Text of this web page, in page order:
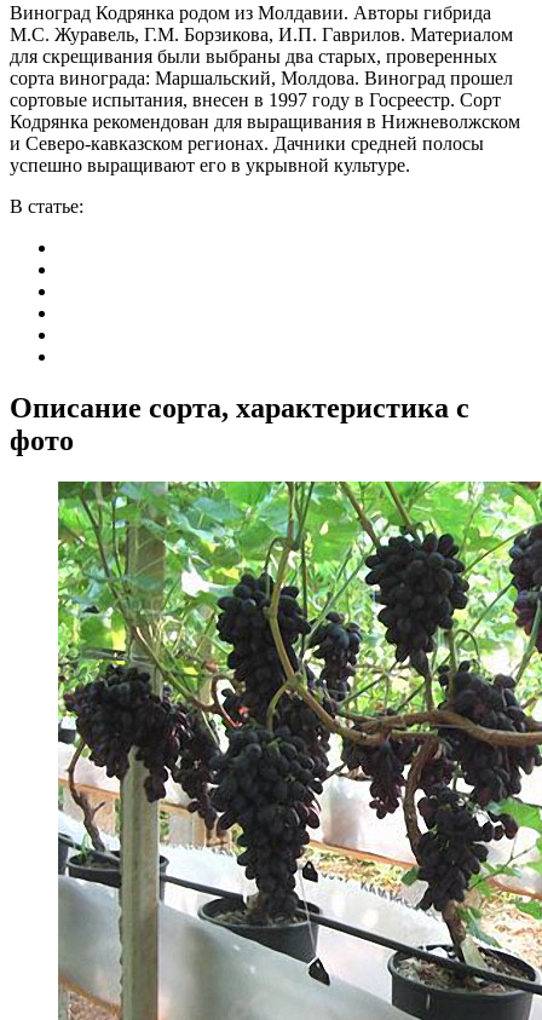
Виноград Кодрянка родом из Молдавии. Авторы гибрида
М.С. Журавель, Г.М. Борзикова, И.П. Гаврилов. Материалом
для скрещивания были выбраны два старых, проверенных
сорта винограда: Маршальский, Молдова. Виноград прошел
сортовые испытания, внесен в 1997 году в Госреестр. Сорт
Кодрянка рекомендован для выращивания в Нижневолжском
и Северо-кавказском регионах. Дачники средней полосы
успешно выращивают его в укрывной культуре.
В статье:
Описание сорта, характеристика с
фото